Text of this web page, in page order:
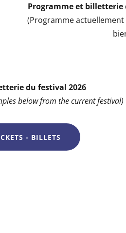
Programme et billetterie
(Programme
du festival 2026
below from the current festival)
- BILLETS